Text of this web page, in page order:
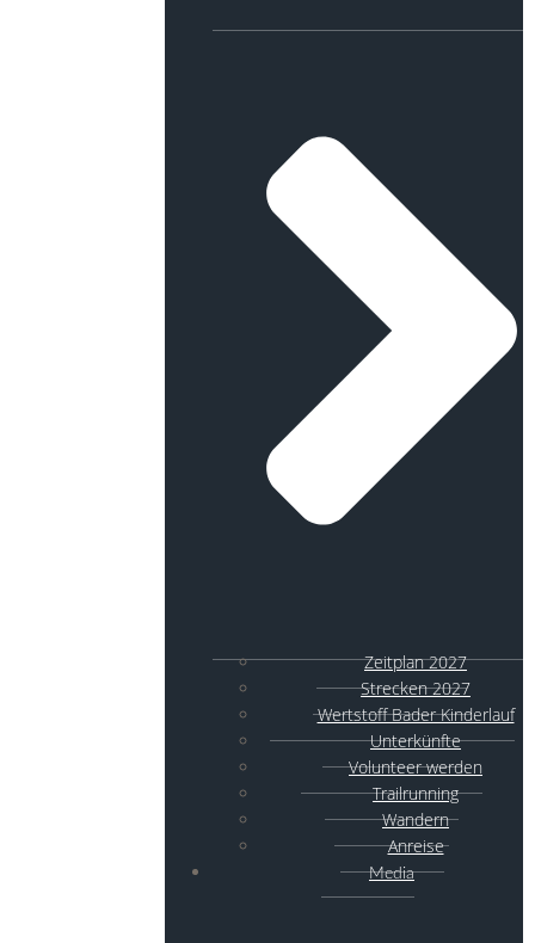
Zeitplan 2027
Strecken 2027
Wertstoff Bader Kinderlauf
Unterkünfte
Volunteer werden
Trailrunning
Wandern
Anreise
Media